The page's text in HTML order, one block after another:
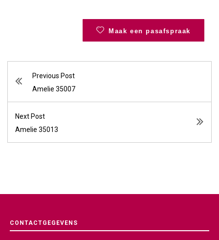
Maak een pasafspraak
Previous Post
Amelie 35007
Next Post
Amelie 35013
CONTACTGEGEVENS